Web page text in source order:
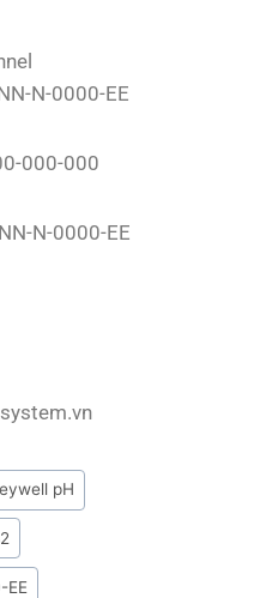
N-0000-EE
000-000
N-0000-EE
pH
EE